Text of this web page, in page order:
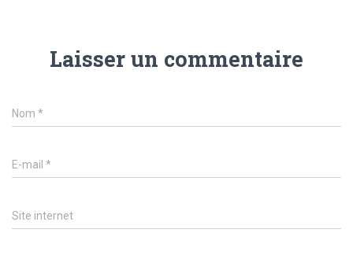
Laisser un commentaire
Nom *
E-mail *
Site internet